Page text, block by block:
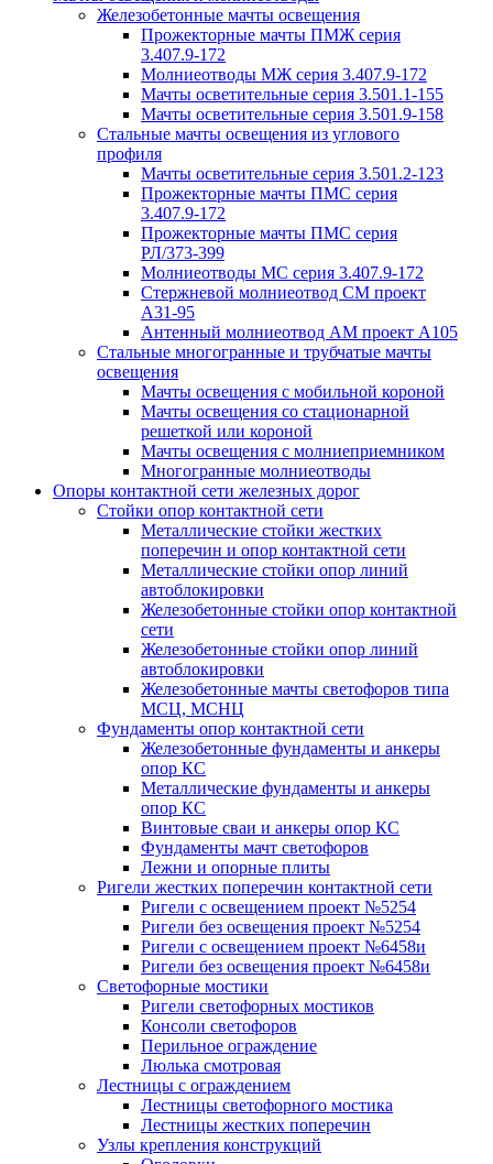
Железобетонные мачты освещения
Прожекторные мачты ПМЖ серия
3.407.9-172
Молниеотводы МЖ серия 3.407.9-172
Мачты осветительные серия 3.501.1-155
Мачты осветительные серия 3.501.9-158
Стальные мачты освещения из углового
профиля
Мачты осветительные серия 3.501.2-123
Прожекторные мачты ПМС серия
3.407.9-172
Прожекторные мачты ПМС серия
РЛ/373-399
Молниеотводы МС серия 3.407.9-172
Стержневой молниеотвод СМ проект
А31-95
Антенный молниеотвод АМ проект А105
Стальные многогранные и трубчатые мачты
освещения
Мачты освещения с мобильной короной
Мачты освещения со стационарной
решеткой или короной
Мачты освещения с молниеприемником
Многогранные молниеотводы
Опоры контактной сети железных дорог
Стойки опор контактной сети
Металлические стойки жестких
поперечин и опор контактной сети
Металлические стойки опор линий
автоблокировки
Железобетонные стойки опор контактной
сети
Железобетонные стойки опор линий
автоблокировки
Железобетонные мачты светофоров типа
МСЦ, МСНЦ
Фундаменты опор контактной сети
Железобетонные фундаменты и анкеры
опор КС
Металлические фундаменты и анкеры
опор КС
Винтовые сваи и анкеры опор КС
Фундаменты мачт светофоров
Лежни и опорные плиты
Ригели жестких поперечин контактной сети
Ригели с освещением проект №5254
Ригели без освещения проект №5254
Ригели с освещением проект №6458и
Ригели без освещения проект №6458и
Светофорные мостики
Ригели светофорных мостиков
Консоли светофоров
Перильное ограждение
Люлька смотровая
Лестницы с ограждением
Лестницы светофорного мостика
Лестницы жестких поперечин
Узлы крепления конструкций